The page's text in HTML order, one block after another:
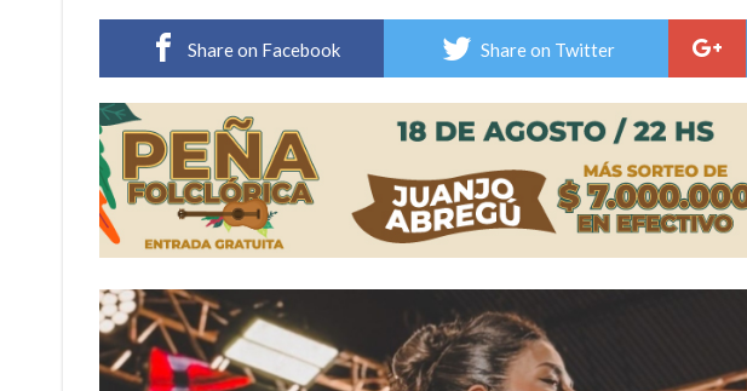
Share on Facebook Share on Twitter